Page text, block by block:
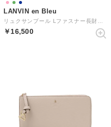
LANVIN en Bleu
リュクサンブール Lファスナー長財布 （ペールピンク）
￥16,500